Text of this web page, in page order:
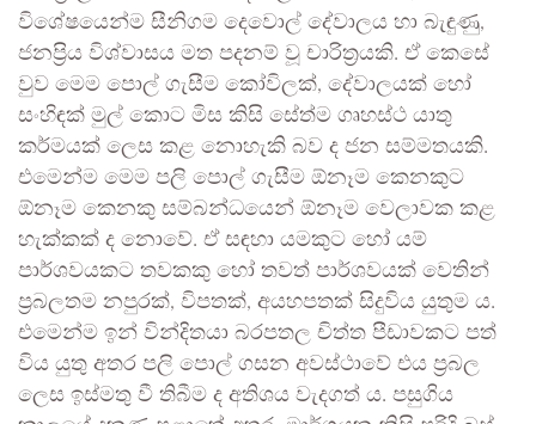
විශේෂයෙන්ම සීනිගම දෙවොල් දේවාලය හා බැඳුණු,
ජනප්‍රිය විශ්වාසය මත පදනම් වූ චාරිත්‍රයකි. ඒ කෙසේ
වුව මෙම පොල් ගැසීම කෝවිලක්, දේවාලයක් හෝ
සංහිඳක් මුල් කොට මිස කිසි සේත්ම ගෘහස්ථ යාතු
කර්මයක් ලෙස කළ නොහැකි බව ද ජන සම්මතයකි.
එමෙන්ම මෙම පලි පොල් ගැසීම ඕනෑම කෙනකුට
ඕනෑම කෙනකු සම්බන්ධයෙන් ඕනෑම වෙලාවක කළ
හැක්කක් ද නොවේ. ඒ සඳහා යමකුට හෝ යම්
පාර්ශවයකට තවකකු හෝ තවත් පාර්ශවයක් වෙතින්
ප්‍රබලතම නපුරක්, විපතක්, අයහපතක් සිදුවිය යුතුම ය.
එමෙන්ම ඉන් වින්දිතයා බරපතල චිත්ත පීඩාවකට පත්
විය යුතු අතර පලි පොල් ගසන අවස්ථාවේ එය ප්‍රබල
ලෙස ඉස්මතු වී තිබීම ද අතිශය වැදගත් ය. පසුගිය